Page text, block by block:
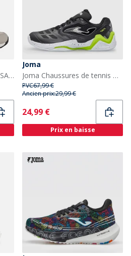
adidas Originals Baskets USA 84 Homme Multicolore
Joma
Joma Chaussures de tennis Homme 25 All Court Noir
PVC67,99 €
Ancien prix:29,99 €
Current
24,99 €
Prix en baisse